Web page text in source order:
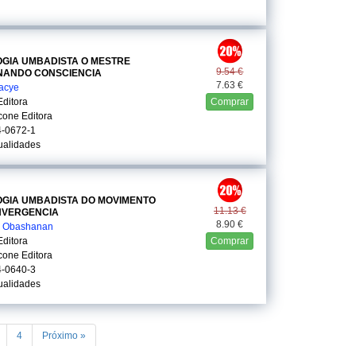
9.54 €
7.63 €
Comprar
UMBADISTA O MESTRE
CONSCIENCIA
Editora
0672-1
11.13 €
8.90 €
Comprar
UMBADISTA DO MOVIMENTO
Obashanan
Editora
0640-3
4 Próximo »